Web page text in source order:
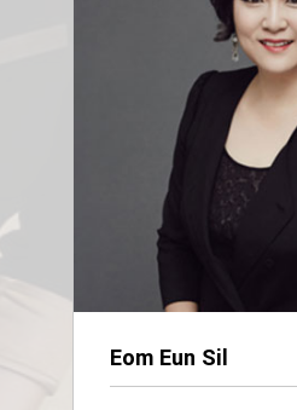
Eom Eun Sil